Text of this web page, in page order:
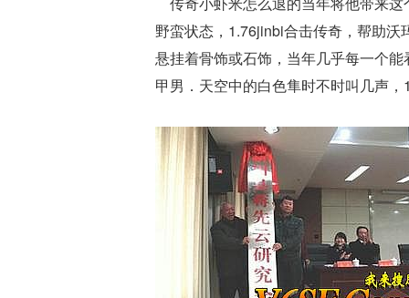
野蛮状态，1.76jinbi合击传奇，帮助
悬挂着骨饰或石饰，当年几乎每一个
甲男．天空中的白色隼时不时叫几声